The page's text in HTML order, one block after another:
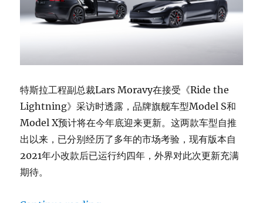
特斯拉工程副总裁Lars Moravy在接受《Ride the
Lightning》采访时透露，品牌旗舰车型Model S和
Model X预计将在今年底迎来更新。这两款车型自推
出以来，已分别经历了多年的市场考验，现有版本自
2021年小改款后已运行约四年，外界对此次更新充满
期待。